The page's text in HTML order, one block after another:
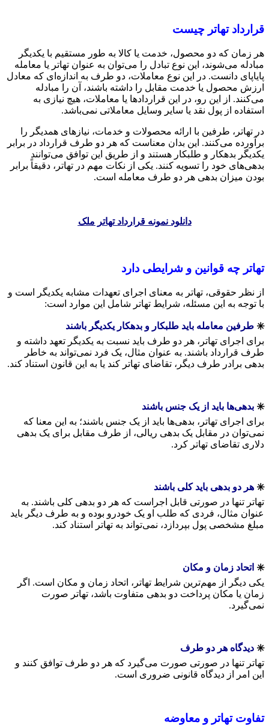
قرارداد تهاتر چیست
هر زمان که دو محصول، خدمت یا کالا به طور مستقیم با یکدیگر
مبادله می‌شوند، این نوع تبادل را می‌توان به عنوان تهاتر یا معامله
پایاپای دانست. در این نوع معاملات، دو طرف به اندازه‌ای که معادل
ارزش محصول یا خدمت مقابل را داشته باشند، آن را مبادله
می‌کنند. از این رو، در این قراردادها یا معاملات، هیچ نیازی به
استفاده از پول نقد یا سایر وسایل معاملاتی نمی‌باشد.
در تهاتر، طرفین با ارائه محصولات و خدمات، نیازهای همدیگر را
برآورده می‌کنند. این بدان معناست که هر دو طرف قرارداد در برابر
یکدیگر بدهکار و طلبکار هستند و از طریق این توافق می‌توانند
بدهی‌های خود را تسویه کنند. یکی از نکات مهم در تهاتر، دقیقاً برابر
بودن میزان بدهی هر دو طرف معامله است.
دانلود نمونه قرارداد تهاتر ملک
تهاتر چه قوانین و شرایطی دارد
از نظر حقوقی، تهاتر به معنای اجرای تعهدات مشابه یکدیگر است و
با توجه به این مسئله، شرایط تهاتر شامل این موارد است:
✳️ طرفین معامله باید طلبکار و بدهکار یکدیگر باشند
برای اجرای تهاتر، هر دو طرف باید نسبت به یکدیگر تعهد داشته و
طرف قرارداد باشند. به عنوان مثال، یک فرد نمی‌تواند به خاطر
بدهی برادر طرف دیگر، تقاضای تهاتر کند یا به این قانون استناد کند.
✳️ بدهی‌ها باید از یک جنس باشند
برای اجرای تهاتر، بدهی‌ها باید از یک جنس باشند؛ به این معنا که
نمی‌توان در مقابل یک بدهی ریالی، از طرف مقابل برای یک بدهی
دلاری تقاضای تهاتر کرد.
✳️ هر دو بدهی باید کلی باشند
تهاتر تنها در صورتی قابل اجراست که هر دو بدهی کلی باشند. به
عنوان مثال، فردی که طلب او یک خودرو بوده و به طرف دیگر باید
مبلغ مشخصی پول بپردازد، نمی‌تواند به تهاتر استناد کند.
✳️ اتحاد زمان و مکان
یکی دیگر از مهم‌ترین شرایط تهاتر، اتحاد زمان و مکان است. اگر
زمان یا مکان پرداخت دو بدهی متفاوت باشد، تهاتر صورت
نمی‌گیرد.
✳️ دیدگاه هر دو طرف
تهاتر تنها در صورتی صورت می‌گیرد که هر دو طرف توافق کنند و
این امر از دیدگاه قانونی ضروری است.
تفاوت تهاتر و معاوضه